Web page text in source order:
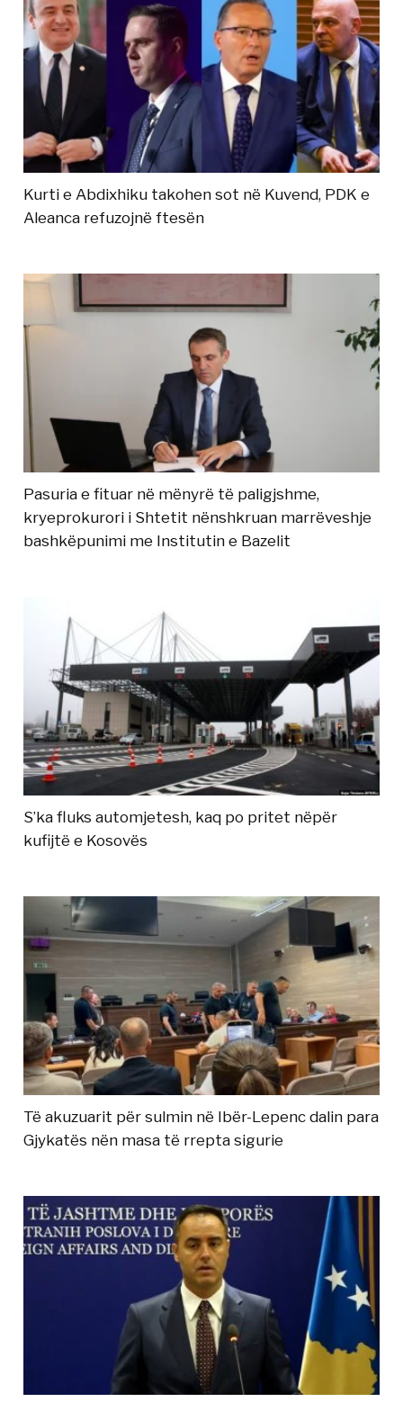
Kurti e Abdixhiku takohen sot në Kuvend, PDK e
Aleanca refuzojnë ftesën
Pasuria e fituar në mënyrë të paligjshme,
kryeprokurori i Shtetit nënshkruan marrëveshje
bashkëpunimi me Institutin e Bazelit
S’ka fluks automjetesh, kaq po pritet nëpër
kufijtë e Kosovës
Të akuzuarit për sulmin në Ibër-Lepenc dalin para
Gjykatës nën masa të rrepta sigurie